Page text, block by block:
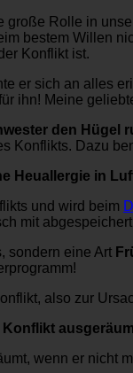
große Rolle in
bestem Willen
Konflikt ist.
er sich an alles
ihn! Meine
den Hügel
Konflikts. Dazu
Heuallergie in
und wird beim
mit
sondern eine Art
also zur
Konflikt
wenn er nicht